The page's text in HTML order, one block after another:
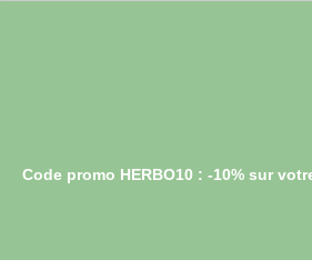
Code promo HERBO10 : -10% sur